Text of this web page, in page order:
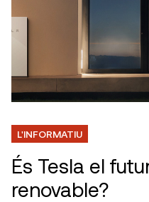
L'INFORMATIU
És Tesla el
renovable?